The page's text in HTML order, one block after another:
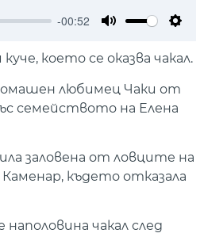
-00:52
което се оказва чакал.
любимец Чаки от
семейството на Елена
заловена от ловците на
където отказала
наполовина чакал след